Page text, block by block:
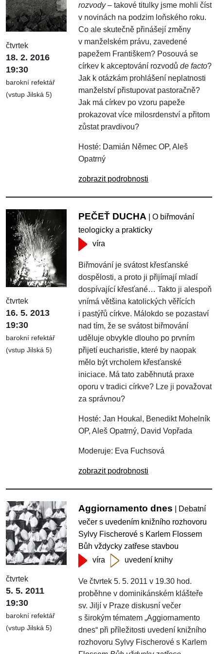
čtvrtek
18. 2. 2016
19:30
barokní refektář
(vstup Jilská 5)
rozvody– takové titulky jsme mohli číst
v novinách na podzim loňského roku.
Co ale skutečně přinášejí změny
v manželském právu, zavedené
papežem Františkem? Posouvá se
církev k akceptování rozvodůde facto?
Jak k otázkám prohlášení neplatnosti
manželství přistupovat pastoračně?
Jak má církev po vzoru papeže
prokazovat více milosrdenství a přitom
zůstat pravdivou?
Hosté: Damián Němec OP, Aleš
Opatrný
zobrazit podrobnosti
čtvrtek
16. 5. 2013
19:30
barokní refektář
(vstup Jilská 5)
PEČEŤ DUCHA | O biřmování
teologicky a prakticky
víra
Biřmování je svátost křesťanské
dospělosti, a proto ji přijímají mladí
dospívající křesťané… Takto ji alespoň
vnímá většina katolických věřících
i pastýřů církve. Málokdo se pozastaví
nad tím, že se svátost biřmování
uděluje obvykle dlouho po prvním
přijetí eucharistie, které by naopak
mělo být vrcholem křesťanské
iniciace. Má tato zaběhnutá praxe
oporu v tradici církve? Lze ji považovat
za správnou?
Hosté: Jan Houkal, Benedikt Mohelník
OP, Aleš Opatrný, David Vopřada
Moderuje: Eva Fuchsová
zobrazit podrobnosti
čtvrtek
5. 5. 2011
19:30
barokní refektář
(vstup Jilská 5)
Aggiornamento dnes | Debatní
večer s uvedením knižního rozhovoru
Sylvy Fischerové s Karlem Flossem
Bůh vždycky zatřese stavbou
víra
uvedení knihy
Ve čtvrtek 5. 5. 2011 v 19.30 hod.
proběhne v dominikánském klášteře
sv. Jiljí v Praze diskusní večer
s širokým tématem „Aggiornamento
dnes“ při příležitosti uvedení knižního
rozhovoru Sylvy Fischerové s Karlem